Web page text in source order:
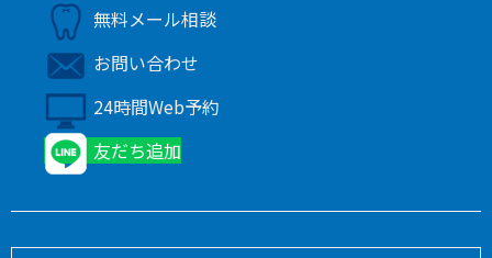
無料メール相談
お問い合わせ
24時間Web予約
友だち追加